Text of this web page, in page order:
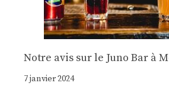
Notre avis sur le Juno Bar à
7 janvier 2024